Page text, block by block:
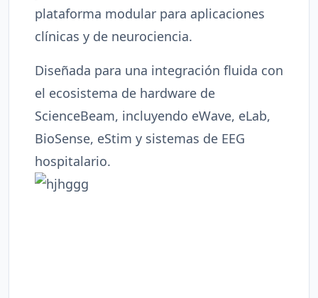
plataforma modular para aplicaciones
clínicas y de neurociencia.
Diseñada para una integración fluida con
el ecosistema de hardware de
ScienceBeam, incluyendo eWave, eLab,
BioSense, eStim y sistemas de EEG
hospitalario.